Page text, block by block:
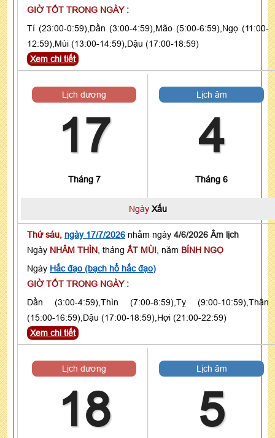
GIỜ TỐT TRONG NGÀY :
Tí (23:00-0:59),Dần (3:00-4:59),Mão (5:00-6:59),Ngọ (11:00-
12:59),Mùi (13:00-14:59),Dậu (17:00-18:59)
Xem chi tiết
Lịch dương
17
Tháng 7
Lịch âm
4
Tháng 6
Ngày Xấu
Thứ sáu, ngày 17/7/2026 nhằm ngày 4/6/2026 Âm lịch
Ngày NHÂM THÌN , tháng ẤT MÙI , năm BÍNH NGỌ
Ngày Hắc đạo (bạch hổ hắc đạo)
GIỜ TỐT TRONG NGÀY :
Dần (3:00-4:59),Thìn (7:00-8:59),Tỵ (9:00-10:59),Thân
(15:00-16:59),Dậu (17:00-18:59),Hợi (21:00-22:59)
Xem chi tiết
Lịch dương
18
Lịch âm
5